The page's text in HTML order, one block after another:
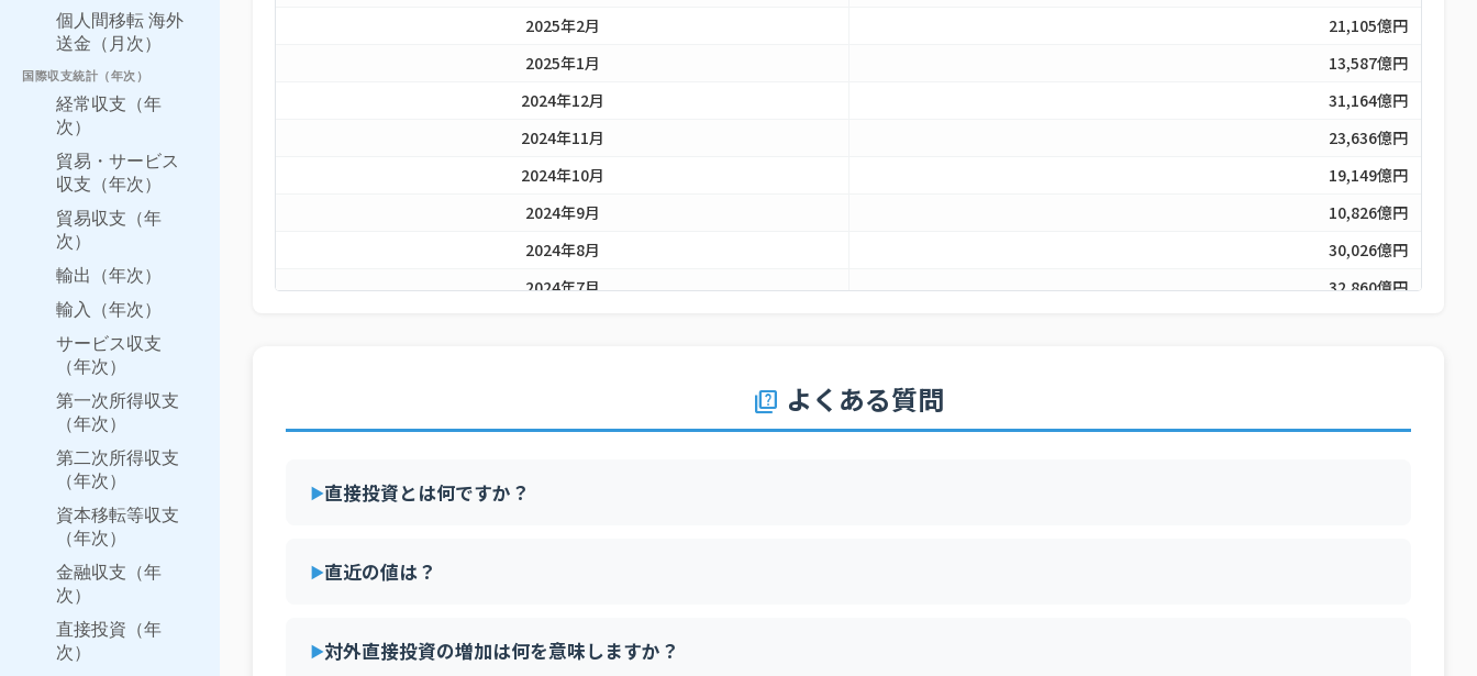
個人間移転 海外
送金（月次）
国際収支統計（年次）
経常収支（年
次）
貿易・サービス
収支（年次）
貿易収支（年
次）
輸出（年次）
輸入（年次）
サービス収支
（年次）
第一次所得収支
（年次）
第二次所得収支
（年次）
資本移転等収支
（年次）
金融収支（年
次）
直接投資（年
次）
2025年2月
21,105億円
2025年1月
13,587億円
2024年12月
31,164億円
2024年11月
23,636億円
2024年10月
19,149億円
2024年9月
10,826億円
2024年8月
30,026億円
2024年7月
32,860億円
2024年3月
14,800億円
quiz よくある質問
直接投資とは何ですか？
直近の値は？
対外直接投資の増加は何を意味しますか？